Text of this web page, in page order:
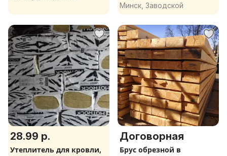
Минск, Заводской
28.99 р.
Утеплитель для кровли,
Договорная
Брус обрезной в